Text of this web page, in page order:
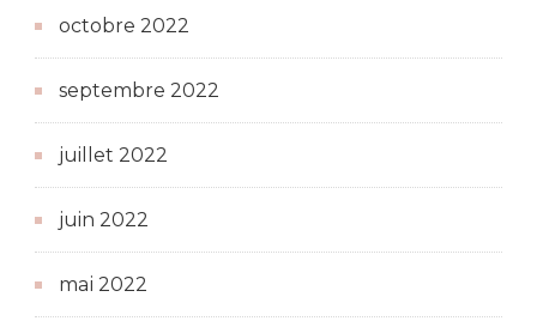
octobre 2022
septembre 2022
juillet 2022
juin 2022
mai 2022